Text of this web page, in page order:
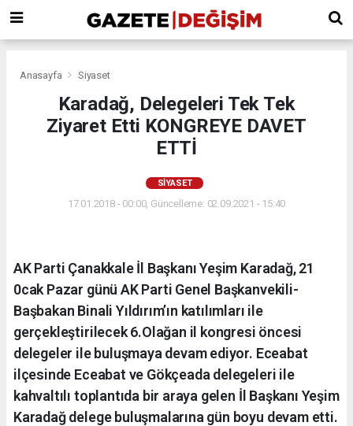
Anasayfa Siyaset
Karadağ, Delegeleri Tek Tek
Ziyaret Etti KONGREYE DAVET
ETTİ
SIYASET
17.01.2018 - 00:00, Güncelleme: 02.09.2021 - 15:40
AK Parti Çanakkale İl Başkanı Yeşim Karadağ, 21
0cak Pazar günü AK Parti Genel Başkanvekili-
Başbakan Binali Yıldırım’ın katılımları ile
gerçekleştirilecek 6.Olağan il kongresi öncesi
delegeler ile buluşmaya devam ediyor. Eceabat
ilçesinde Eceabat ve Gökçeada delegeleri ile
kahvaltılı toplantıda bir araya gelen İl Başkanı Yeşim
Karadağ delege buluşmalarına gün boyu devam etti.